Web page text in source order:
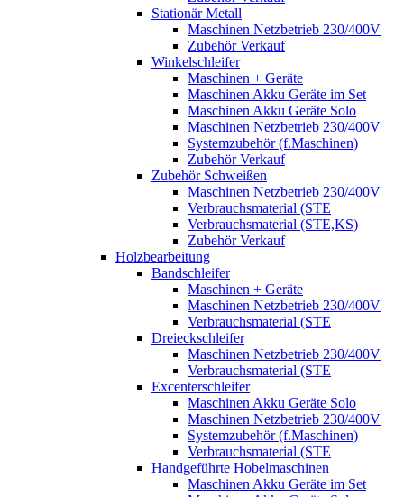
Stationär Metall
Maschinen Netzbetrieb 230/400V
Zubehör Verkauf
Winkelschleifer
Maschinen + Geräte
Maschinen Akku Geräte im Set
Maschinen Akku Geräte Solo
Maschinen Netzbetrieb 230/400V
Systemzubehör (f.Maschinen)
Zubehör Verkauf
Zubehör Schweißen
Maschinen Netzbetrieb 230/400V
Verbrauchsmaterial (STE
Verbrauchsmaterial (STE,KS)
Zubehör Verkauf
Holzbearbeitung
Bandschleifer
Maschinen + Geräte
Maschinen Netzbetrieb 230/400V
Verbrauchsmaterial (STE
Dreieckschleifer
Maschinen Netzbetrieb 230/400V
Verbrauchsmaterial (STE
Excenterschleifer
Maschinen Akku Geräte Solo
Maschinen Netzbetrieb 230/400V
Systemzubehör (f.Maschinen)
Verbrauchsmaterial (STE
Handgeführte Hobelmaschinen
Maschinen Akku Geräte im Set